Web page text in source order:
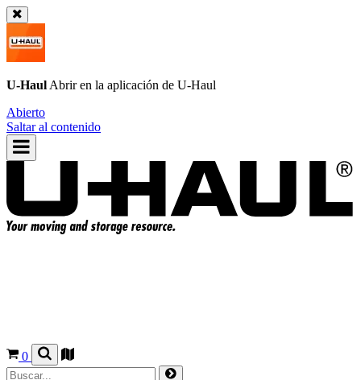
U-Haul Abrir en la aplicación de U-Haul
Abierto
Saltar al contenido
0